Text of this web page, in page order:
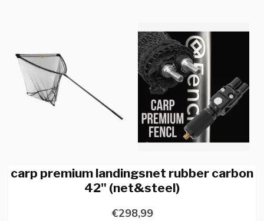
carp premium landingsnet rubber carbon
42" (net&steel)
€298,99